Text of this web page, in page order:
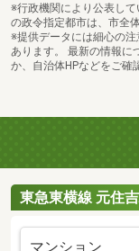
※行政機関により公表し
の政令指定都市は、市全
※提供データには細心の
あります。 最新の情報に
か、自治体HPなどをご確
東急東横線 元住